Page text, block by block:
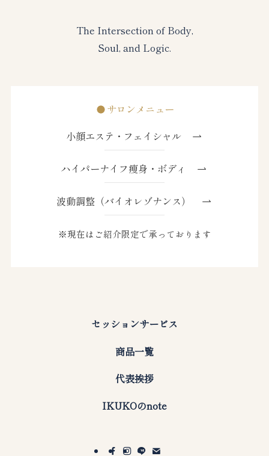
The Intersection of Body,
Soul, and Logic.
サロンメニュー
小顔エステ・フェイシャル
ハイパーナイフ痩身・ボディ
波動調整（バイオレゾナンス）
※現在はご紹介限定で承っております
セッションサービス
商品一覧
代表挨拶
IKUKOのnote